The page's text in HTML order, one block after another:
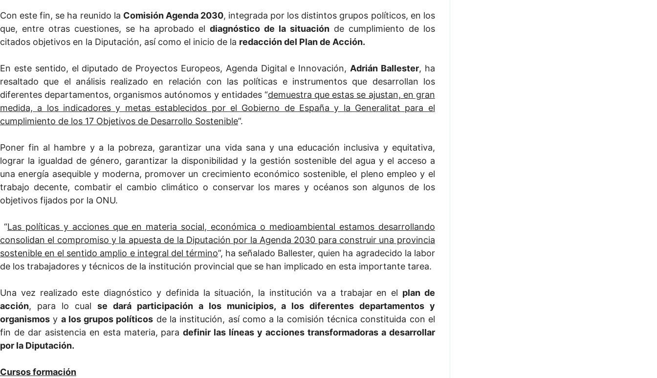
Con este fin, se ha reunido la Comisión Agenda 2030, integrada por los distintos grupos políticos, en los
que, entre otras cuestiones, se ha aprobado el diagnóstico de la situaciónde cumplimiento de los
citados objetivos en la Diputación, así como el inicio de la redacción del Plan de Acción.
En este sentido, el diputado de Proyectos Europeos, Agenda Digital e Innovación,Adrián Ballester, ha
resaltado que el análisis realizado en relación con las políticas e instrumentos que desarrollan los
diferentes departamentos, organismos autónomos y entidades “demuestra que estas se ajustan, en gran
medida, a los indicadores y metas establecidos por el Gobierno de España y la Generalitat para el
cumplimiento de los 17 Objetivos de Desarrollo Sostenible”.
Poner fin al hambre y a la pobreza, garantizar una vida sana y una educación inclusiva y equitativa,
lograr la igualdad de género, garantizar la disponibilidad y la gestión sostenible del agua y el acceso a
una energía asequible y moderna, promover un crecimiento económico sostenible, el pleno empleo y el
trabajo decente, combatir el cambio climático o conservar los mares y océanos son algunos de los
objetivos fijados por la ONU.
“Las políticas y acciones que en materia social, económica o medioambiental estamos desarrollando
consolidan el compromiso y la apuesta de la Diputación por la Agenda 2030 para construir una provincia
sostenible en el sentido amplio e integral del término”, ha señalado Ballester, quien ha agradecido la labor
de los trabajadores y técnicos de la institución provincial que se han implicado en esta importante tarea.
Una vez realizado este diagnóstico y definida la situación, la institución va a trabajar en el plan de
acción, para lo cual se dará participación a los municipios, a los diferentes departamentos y
organismos y a los grupos políticos de la institución, así como a la comisión técnica constituida con el
fin de dar asistencia en esta materia, paradefinir las líneas y acciones transformadoras a desarrollar
por la Diputación.
Cursos formación